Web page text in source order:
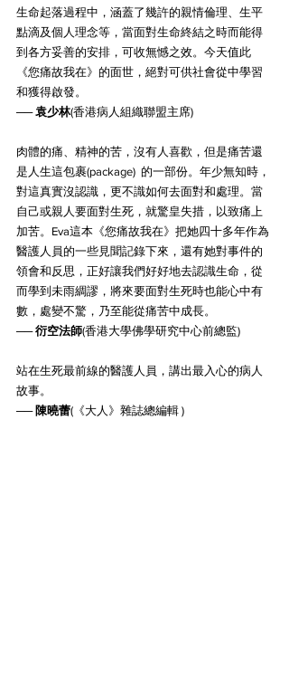
生命起落過程中，涵蓋了幾許的親情倫理、生平
點滴及個人理念等，當面對生命終結之時而能得
到各方妥善的安排，可收無憾之效。今天值此
《您痛故我在》的面世，絕對可供社會從中學習
和獲得啟發。
── 袁少林(香港病人組織聯盟主席)
肉體的痛、精神的苦，沒有人喜歡，但是痛苦還
是人生這包裹(package)  的一部份。年少無知時，
對這真實沒認識，更不識如何去面對和處理。當
自己或親人要面對生死，就驚皇失措，以致痛上
加苦。Eva這本《您痛故我在》把她四十多年作為
醫護人員的一些見聞記錄下來，還有她對事件的
領會和反思，正好讓我們好好地去認識生命，從
而學到未雨綢謬，將來要面對生死時也能心中有
數，處變不驚，乃至能從痛苦中成長。
── 衍空法師(香港大學佛學研究中心前總監)
站在生死最前線的醫護人員，講出最入心的病人
故事。
── 陳曉蕾(《大人》雜誌總編輯 )